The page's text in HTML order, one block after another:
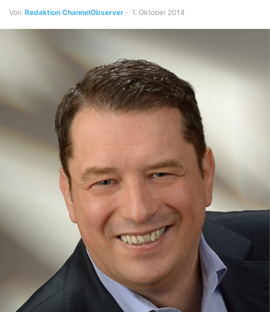
Von Redaktion ChannelObserver - 1. Oktober 2014